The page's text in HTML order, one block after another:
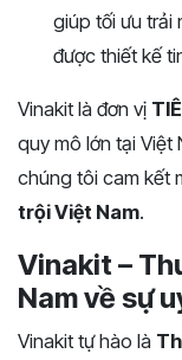
giúp tối ưu trải
được thiết kế
Vinakit là đơn vị
quy mô lớn tại Việt
chúng tôi cam kết
trội Việt Nam.
Vinakit –
Nam về sự
Vinakit tự hào là